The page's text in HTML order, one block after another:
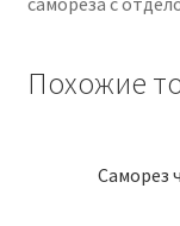
Похожие
Саморез